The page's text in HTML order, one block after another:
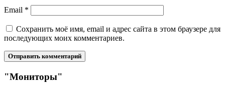
Email *
Сохранить моё имя, email и адрес сайта в этом браузере для
последующих моих комментариев.
"Мониторы"